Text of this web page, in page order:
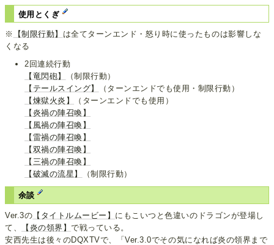
使用とくぎ
※ 【制限行動】 は全てターンエンド・怒り時に使ったものは影響しな
くなる
2回連続行動
【竜閃砲】
（制限行動）
【テールスイング】
（ターンエンドでも使用・制限行動）
【煉獄火炎】
（ターンエンドでも使用）
【炎禍の陣召喚】
【風禍の陣召喚】
【雷禍の陣召喚】
【双禍の陣召喚】
【三禍の陣召喚】
【破滅の流星】
（制限行動）
余談
Ver.3の 【タイトルムービー】 にもこいつと色違いのドラゴンが登場し
て、
【炎の領界】で戦っている。
安西先生は後々のDQXTVで、「Ver.3.0でその気になれば炎の領界まで